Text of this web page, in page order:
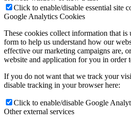
Click to enable/disable essential site
Google Analytics Cookies
These cookies collect information that is
form to help us understand how our
effective our marketing campaigns are,
website and application for you in order
If you do not want that we track your
disable tracking in your browser here:
Click to enable/disable Google
Other external services